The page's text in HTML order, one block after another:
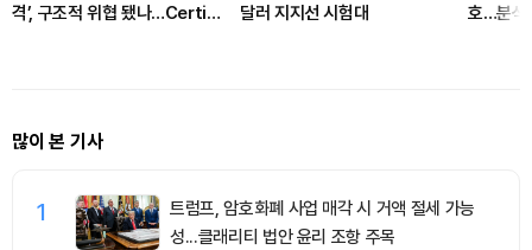
격’, 구조적 위협 됐나…CertiK
달러 지지선 시험대
호…분석
많이 본 기사
1
트럼프, 암호화폐 사업 매각 시 거액 절세 가능
성...클래리티 법안 윤리 조항 주목